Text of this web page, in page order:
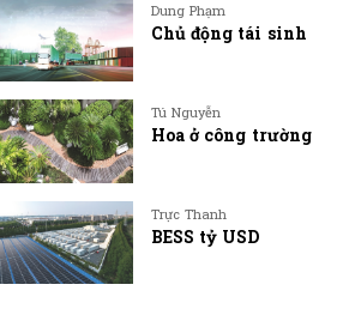
Dung Phạm
Chủ động tái sinh
Tú Nguyễn
Hoa ở công trường
Trực Thanh
BESS tỷ USD